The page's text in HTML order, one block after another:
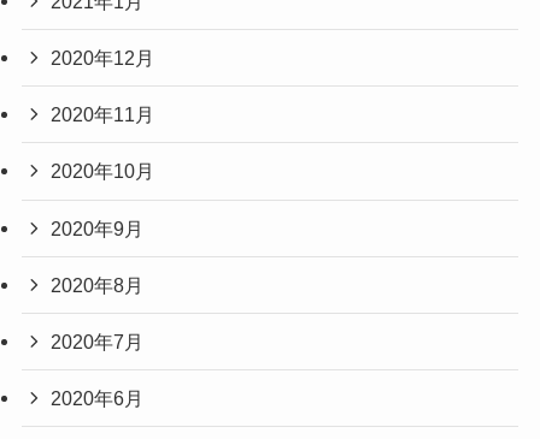
2020年12月
2020年11月
2020年10月
2020年9月
2020年8月
2020年7月
2020年6月